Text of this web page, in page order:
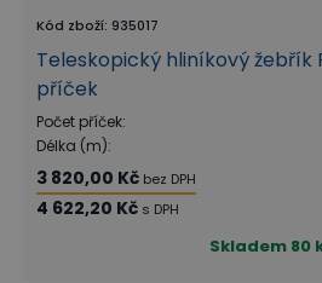
Kód zboží: 935017
Teleskopický hliníkový žebřík
příček
Počet příček:
Délka (m):
3 820,00 Kč bez DPH
4 622,20 Kč s DPH
Skladem 80